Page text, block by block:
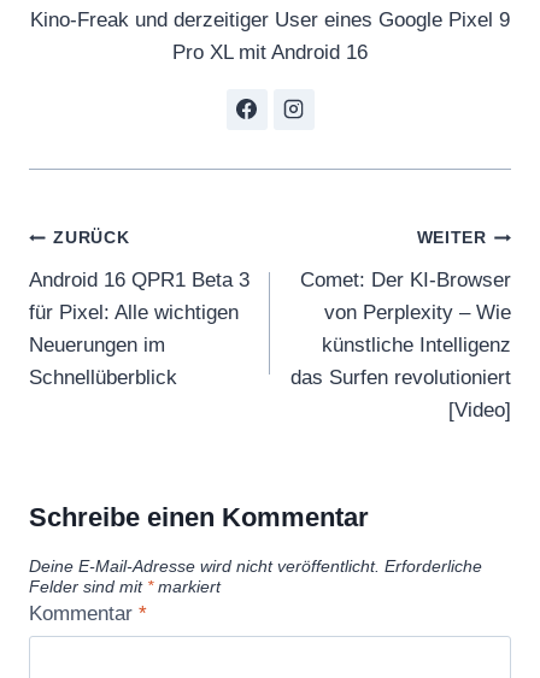
Kino-Freak und derzeitiger User eines Google Pixel 9
Pro XL mit Android 16
Beitragsnavigation
ZURÜCK
Android 16 QPR1 Beta 3
für Pixel: Alle wichtigen
Neuerungen im
Schnellüberblick
WEITER
Comet: Der KI-Browser
von Perplexity – Wie
künstliche Intelligenz
das Surfen revolutioniert
[Video]
Schreibe einen Kommentar
Deine E-Mail-Adresse wird nicht veröffentlicht. Erforderliche
Felder sind mit *markiert
Kommentar *